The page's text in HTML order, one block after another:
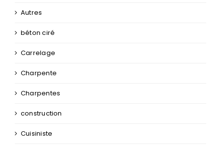
Autres
béton ciré
Carrelage
Charpente
Charpentes
construction
Cuisiniste